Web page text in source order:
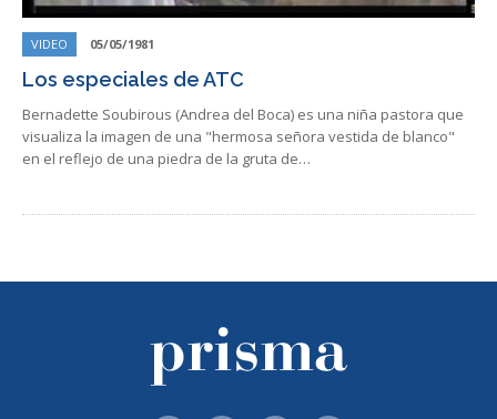
VIDEO 05/05/1981
Los especiales de ATC
Bernadette Soubirous (Andrea del Boca) es una niña pastora que
visualiza la imagen de una "hermosa señora vestida de blanco"
en el reflejo de una piedra de la gruta de…